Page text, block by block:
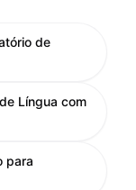
de
Língua com
para